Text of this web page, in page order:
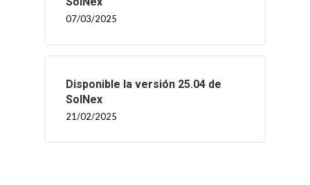
07/03/2025
Disponible la versión 25.04 de
SolNex
21/02/2025
INICIO
SOLNEX